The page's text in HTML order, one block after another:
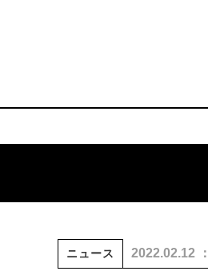
ニュース 2022.02.12